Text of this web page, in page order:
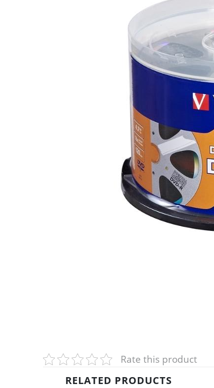
Rate this product
RELATED PRODUCTS